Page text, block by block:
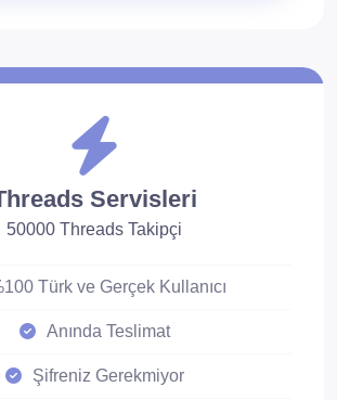
Servisleri
50000 Threads Takipçi
Türk ve Gerçek Kullanıcı
Anında Teslimat
Şifreniz Gerekmiyor